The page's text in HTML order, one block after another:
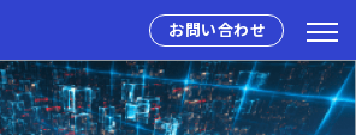
お問い合わせ